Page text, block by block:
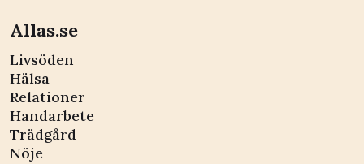
Allas.se
Livsöden
Hälsa
Relationer
Handarbete
Trädgård
Nöje